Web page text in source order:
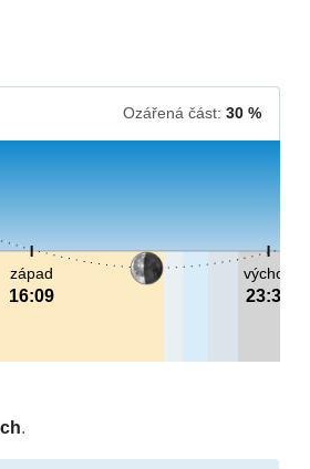
Ozářená část: 30 %
východ
23:38
západ
16:09
.